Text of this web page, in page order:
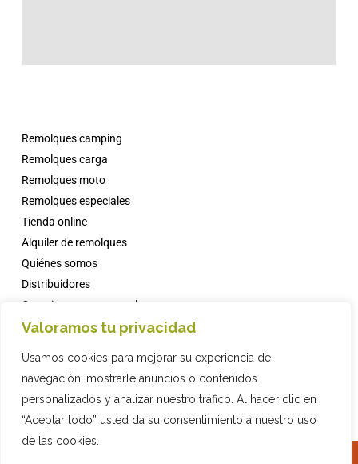
Valoramos tu privacidad
Usamos cookies para mejorar su experiencia de
navegación, mostrarle anuncios o contenidos
personalizados y analizar nuestro tráfico. Al hacer clic en
“Aceptar todo” usted da su consentimiento a nuestro uso
de las cookies.
Quiénes somos
Distribuidores
Campings con comanche
Noticias
Remolques camping
Remolques carga
Remolques moto
Remolques especiales
Tienda online
Alquiler de remolques